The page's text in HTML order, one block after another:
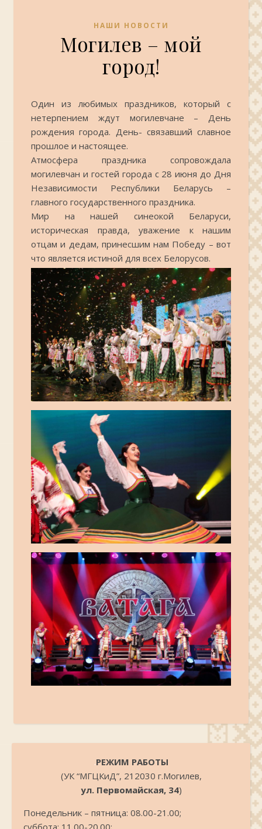
НАШИ НОВОСТИ
Могилев – мой
город!
Один из любимых праздников, который с
нетерпением ждут могилевчане – День
рождения города. День- связавший славное
прошлое и настоящее.
Атмосфера праздника сопровождала
могилевчан и гостей города с 28 июня до Дня
Независимости Республики Беларусь –
главного государственного праздника.
Мир на нашей синеокой Беларуси,
историческая правда, уважение к нашим
отцам и дедам, принесшим нам Победу – вот
что является истиной для всех Белорусов.
.РЕЖИМ РАБОТЫ
(УК “МГЦКиД”, 212030 г.Могилев,
ул. Первомайская, 34)
Понедельник – пятница: 08.00-21.00;
суббота: 11.00-20.00;